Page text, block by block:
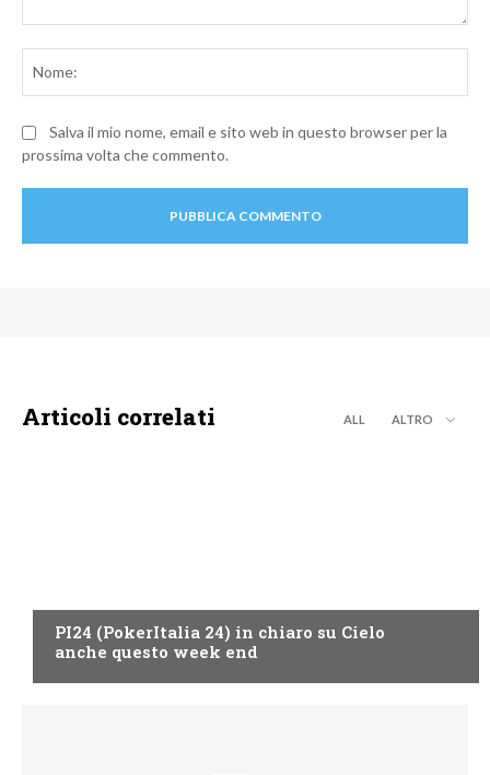
Salva il mio nome, email e sito web in questo browser per la
prossima volta che commento.
Articoli correlati ALL ALTRO
PI24 (PokerItalia 24) in chiaro su Cielo
anche questo week end